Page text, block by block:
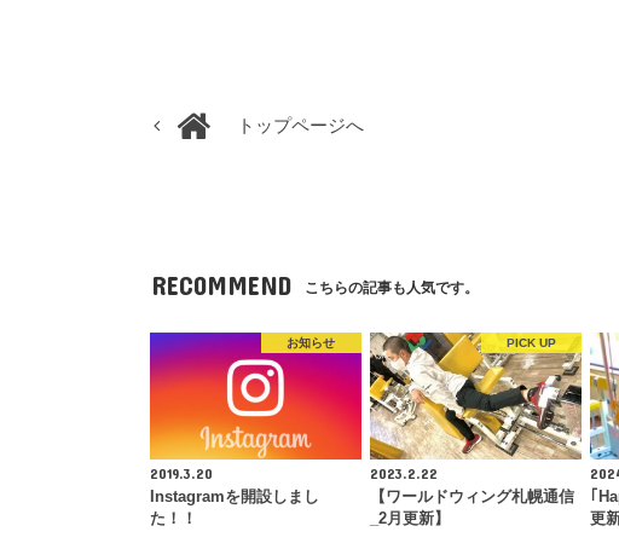
トップページへ
RECOMMEND こちらの記事も人気です。
お知らせ
2019.3.20
Instagramを開設しまし
た！！
PICK UP
2023.2.22
【ワールドウィング札幌通信
_2月更新】
｢
更